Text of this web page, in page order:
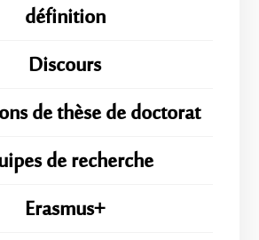
définition
Discours
de thèse de doctorat
de recherche
Erasmus+